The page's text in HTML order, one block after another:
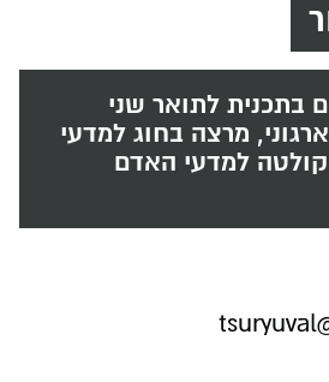
בתכנית לתואר שני
מרצה בחוג למדעי
למדעי האדם